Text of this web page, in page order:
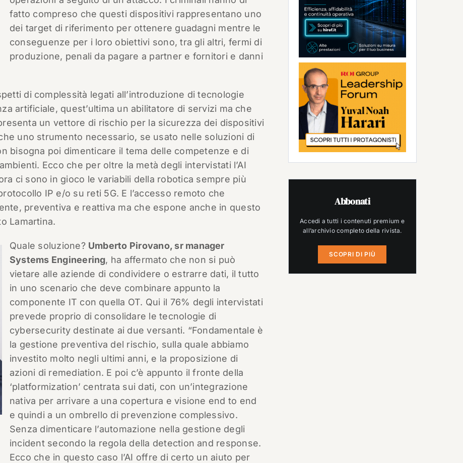
fatto compreso che questi dispositivi rappresentano uno
dei target di riferimento per ottenere guadagni mentre le
conseguenze per i loro obiettivi sono, tra gli altri, fermi di
produzione, penali da pagare a partner e fornitori e danni
di complessità legati all’introduzione di tecnologie
artificiale, quest’ultima un abilitatore di servizi ma che
un vettore di rischio per la sicurezza dei dispositivi
uno strumento necessario, se usato nelle soluzioni di
bisogna poi dimenticare il tema delle competenze e di
Ecco che per oltre la metà degli intervistati l’AI
ci sono in gioco le variabili della robotica sempre più
IP e/o su reti 5G. E l’accesso remoto che
preventiva e reattiva ma che espone anche in questo
Lamartina.
Quale soluzione? Umberto Pirovano, sr manager
Systems Engineering, ha affermato che non si può
vietare alle aziende di condividere o estrarre dati, il tutto
in uno scenario che deve combinare appunto la
componente IT con quella OT. Qui il 76% degli intervistati
prevede proprio di consolidare le tecnologie di
cybersecurity destinate ai due versanti. “Fondamentale è
la gestione preventiva del rischio, sulla quale abbiamo
investito molto negli ultimi anni, e la proposizione di
azioni di remediation. E poi c’è appunto il fronte della
‘platformization’ centrata sui dati, con un’integrazione
nativa per arrivare a una copertura e visione end to end
e quindi a un ombrello di prevenzione complessivo.
Senza dimenticare l’automazione nella gestione degli
incident secondo la regola della detection and response.
Ecco che in questo caso l’AI offre di certo un aiuto per
Abbonati
Accedi a tutti i contenuti premium e
all’archivio completo della rivista.
SCOPRI DI PIÙ